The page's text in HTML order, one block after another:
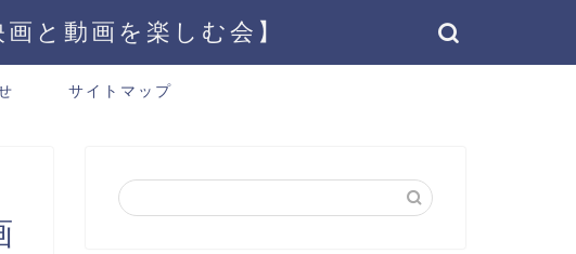
と動画を楽しむ会】
サイトマップ